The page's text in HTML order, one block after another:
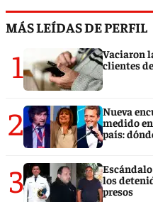
MÁS LEÍDAS DE PERFIL
1
Vaciaron
clientes
2
Nueva
medido
país:
3
los
presos